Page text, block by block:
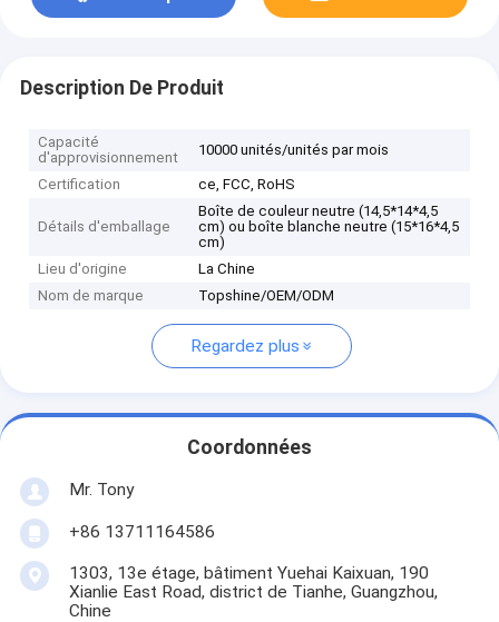
Description De Produit
Capacité
d'approvisionnement
10000 unités/unités par mois
Certification ce, FCC, RoHS
Détails d'emballage
Boîte de couleur neutre (14,5*14*4,5
cm) ou boîte blanche neutre (15*16*4,5
cm)
Lieu d'origine
La Chine
Nom de marque
Topshine/OEM/ODM
Regardez plus
Coordonnées
Mr. Tony
+86 13711164586
1303, 13e étage, bâtiment Yuehai Kaixuan, 190
Xianlie East Road, district de Tianhe, Guangzhou,
Chine